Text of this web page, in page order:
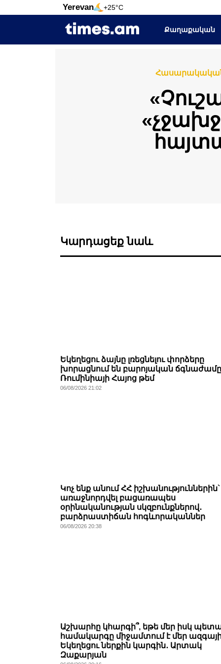
Yerevan +25°C
Քաղաքական
Կարդացեք նաև
Եկեղեցու ձայնը լռեցնելու փորձերը
խորացնում են բարոյական
Ռումինիայի Հայոց թեմ
06/08/2026 21:02
Կոչ ենք անում ՀՀ իշխանություններին`
առաջնորդվել բացառապես
օրինականության սկզբունքներով․
բարձրաստիճան հոգևորականներ
06/08/2026 20:38
Աշխարհը կհարգի՞, եթե մեր իսկ
համակարգը միջամտում է մեր
Եկեղեցու ներքին կարգին․ Արտակ
Զաքարյան